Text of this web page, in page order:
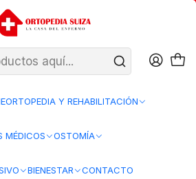
ORTOPEDIA Y REHABILITACIÓN
MÉDICOS OSTOMÍA
BIENESTAR CONTACTO
DÍA HÁBIL SIGUIENTE (L–V)
HÁBILES
Ortopedia Rehabilitacion
Banda Elástica Spin Medical 1,5 mt.